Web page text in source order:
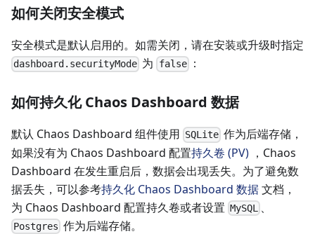
如何关闭安全模式
安全模式是默认启用的。如需关闭，请在安装或升级时指定
dashboard.securityMode 为 false：
如何持久化 Chaos Dashboard 数据
默认 Chaos Dashboard 组件使用 SQLite 作为后端存储，
如果没有为 Chaos Dashboard 配置持久卷 (PV) ，Chaos
Dashboard 在发生重启后，数据会出现丢失。为了避免数
据丢失，可以参考持久化 Chaos Dashboard 数据文档，
为 Chaos Dashboard 配置持久卷或者设置 MySQL 、
Postgres 作为后端存储。